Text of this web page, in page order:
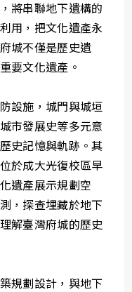
將串聯地下遺構的
用，把文化遺產永
城不僅是歷史遺
要文化遺產。
設施，城門與城垣
市發展史等多元意
史記憶與軌跡。其
於成大光復校區早
遺產展示規劃空
，探查埋藏於地下
解臺灣府城的歷史
規劃設計，與地下